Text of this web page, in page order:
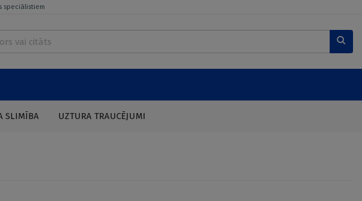
speciālistiem
SLIMĪBA UZTURA TRAUCĒJUMI